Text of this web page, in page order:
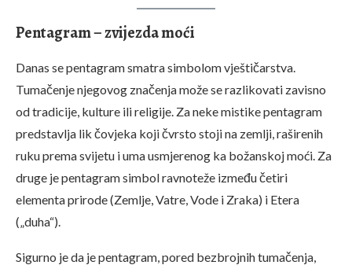
Pentagram – zvijezda moći
Danas se pentagram smatra simbolom vještičarstva.
Tumačenje njegovog značenja može se razlikovati zavisno
od tradicije, kulture ili religije. Za neke mistike pentagram
predstavlja lik čovjeka koji čvrsto stoji na zemlji, raširenih
ruku prema svijetu i uma usmjerenog ka božanskoj moći. Za
druge je pentagram simbol ravnoteže između četiri
elementa prirode (Zemlje, Vatre, Vode i Zraka) i Etera
(„duha“).
Sigurno je da je pentagram, pored bezbrojnih tumačenja,